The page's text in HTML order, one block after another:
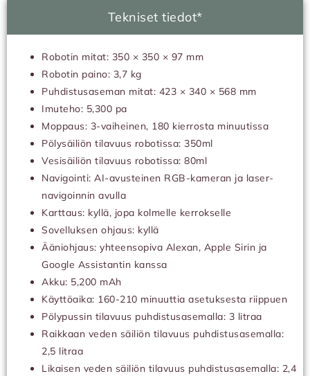
Tekniset tiedot*
Robotin mitat: 350 × 350 × 97 mm
Robotin paino: 3,7 kg
Puhdistusaseman mitat: 423 × 340 × 568 mm
Imuteho: 5,300 pa
Moppaus: 3-vaiheinen, 180 kierrosta minuutissa
Pölysäiliön tilavuus robotissa: 350ml
Vesisäiliön tilavuus robotissa: 80ml
Navigointi: AI-avusteinen RGB-kameran ja laser-
navigoinnin avulla
Karttaus: kyllä, jopa kolmelle kerrokselle
Sovelluksen ohjaus: kyllä
Ääniohjaus: yhteensopiva Alexan, Apple Sirin ja
Google Assistantin kanssa
Akku: 5,200 mAh
Käyttöaika: 160-210 minuuttia asetuksesta riippuen
Pölypussin tilavuus puhdistusasemalla: 3 litraa
Raikkaan veden säiliön tilavuus puhdistusasemalla:
2,5 litraa
Likaisen veden säiliön tilavuus puhdistusasemalla: 2,4